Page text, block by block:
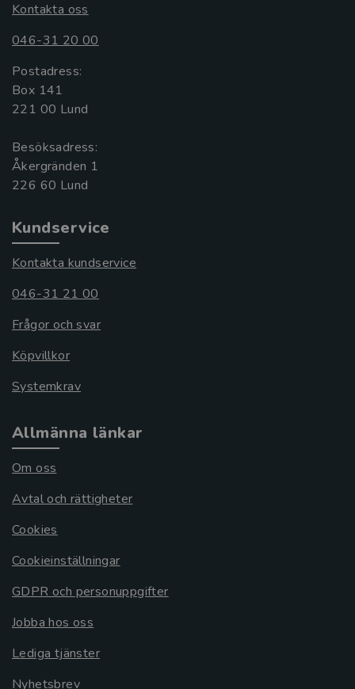
Kontakta oss
046-31 20 00
Postadress:
Box 141
221 00 Lund
Besöksadress:
Åkergränden 1
Kundservice
Kontakta kundservice
046-31 21 00
Frågor och svar
Köpvillkor
Systemkrav
Allmänna länkar
Om oss
Avtal och rättigheter
Cookies
Cookieinställningar
GDPR och personuppgifter
Jobba hos oss
Lediga tjänster
Nyhetsbrev